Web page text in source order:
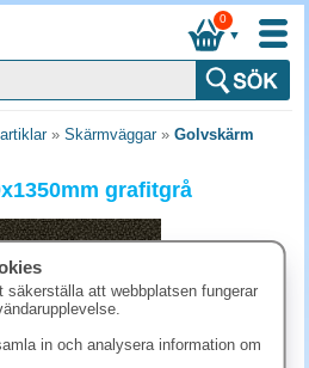
▼
0
» Skärmväggar» Golvskärm
grafitgrå
att webbplatsen fungerar
in och analysera information om